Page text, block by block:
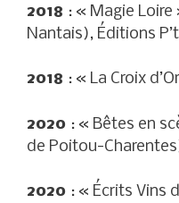
2018 : « Magie
Nantais), Éditions
2018 : « La Croix
2020 : « Bêtes en
de Poitou-
2020 : « Écrits Vins